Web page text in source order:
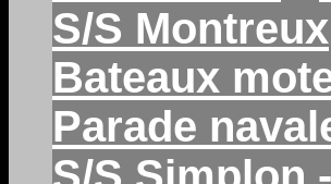
S/S Montreux
Bateaux
Parade